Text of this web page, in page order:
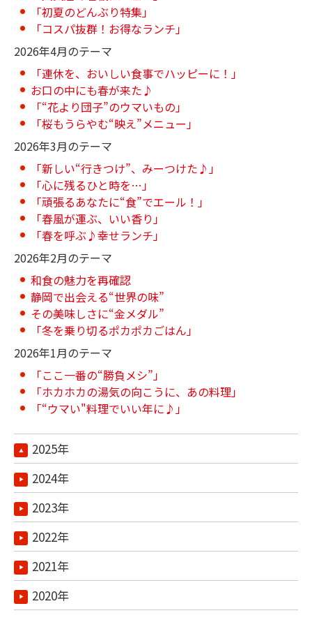
「初夏のどんぶり特集」
「コスパ抜群！お得なランチ」
2026年4月のテーマ
「連休を、おいしい食事でハッピーに！」
お口の中にも春が来た♪
「“花より団子”のウマいもの」
「桜もうらやむ“映え”メニュー」
2026年3月のテーマ
「新しい“行きつけ”、みーつけた♪」
「心に残るひと時を…」
「頑張るあなたに“食”でエール！」
「春風が運ぶ、いい香り」
「春を呼ぶ♪幸せランチ」
2026年2月のテーマ
和食の魅力を再確認
静岡で出会える“世界の味”
その美味しさに“金メダル”
「冬を乗り切るポカポカごはん」
2026年1月のテーマ
「ここ一番の“勝負メシ”」
「ホカホカの湯気の向こうに、あの料理」
「“ウマい"料理でいい年に♪」
2025年
2024年
2023年
2022年
2021年
2020年